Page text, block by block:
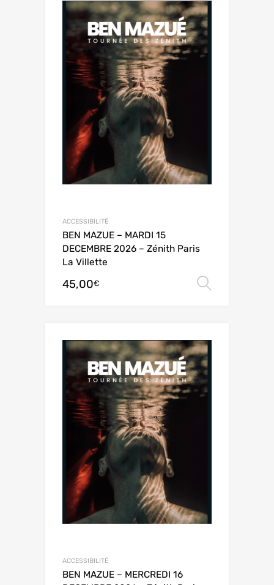
ACCESSIBILITÉ
BEN MAZUE – MARDI 15
DECEMBRE 2026 – Zénith Paris
La Villette
45,00€
ACCESSIBILITÉ
BEN MAZUE – MERCREDI 16